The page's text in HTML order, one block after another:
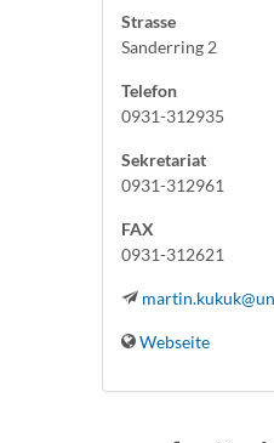
Strasse
Sanderring 2
Telefon
0931-312935
Sekretariat
0931-312961
FAX
0931-312621
Webseite